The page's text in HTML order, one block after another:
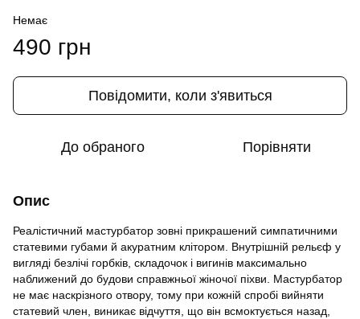
Немає
490 грн
Повідомити, коли з'явиться
До обраного Порівняти
Опис
Реалістичний мастурбатор зовні прикрашений симпатичними
статевими губами й акуратним клітором. Внутрішній рельєф у
вигляді безлічі горбків, складочок і вигинів максимально
наближений до будови справжньої жіночої піхви. Мастурбатор
не має наскрізного отвору, тому при кожній спробі вийняти
статевий член, виникає відчуття, що він всмоктується назад,